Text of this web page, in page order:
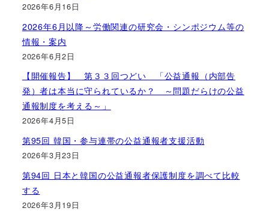
2026年6月16日
2026年6月以降～労働関連の研究会・シンポジウム等の
情報・案内
2026年6月2日
【開催報告】 第３３回つどい 「公益通報（内部告
発）者は本当に守られているか？ ～問題だらけの公益
通報制度を考える～」
2026年4月5日
第95回 韓国・参与連帯の公益通報者支援活動
2026年3月23日
第94回 日本と韓国の公益通報者保護制度を調べて比較
する
2026年3月19日